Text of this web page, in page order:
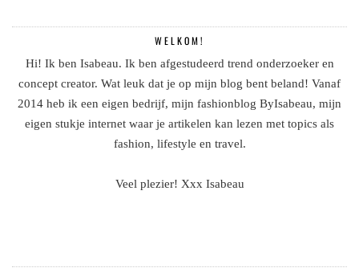
WELKOM!
Hi! Ik ben Isabeau. Ik ben afgestudeerd trend onderzoeker en
concept creator. Wat leuk dat je op mijn blog bent beland! Vanaf
2014 heb ik een eigen bedrijf, mijn fashionblog ByIsabeau, mijn
eigen stukje internet waar je artikelen kan lezen met topics als
fashion, lifestyle en travel.
Veel plezier! Xxx Isabeau